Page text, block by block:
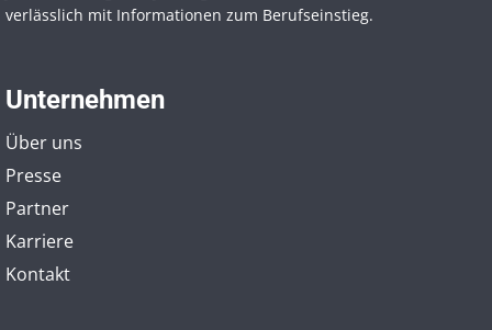
verlässlich mit Informationen zum Berufseinstieg.
Unternehmen
Über uns
Presse
Partner
Karriere
Kontakt